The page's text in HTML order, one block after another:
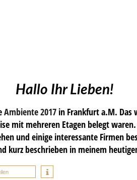
Hallo Ihr Lieben!
Ambiente 2017 in Frankfurt a.M. Das
mit mehreren Etagen belegt
und einige interessante Firmen
kurz beschrieben in meinem